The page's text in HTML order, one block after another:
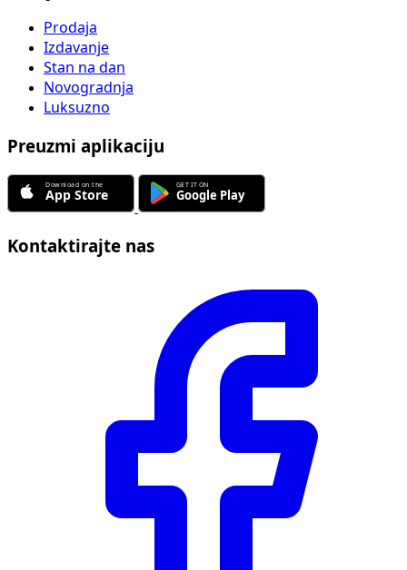
Prodaja
Izdavanje
Stan na dan
Novogradnja
Luksuzno
Preuzmi aplikaciju
Kontaktirajte nas